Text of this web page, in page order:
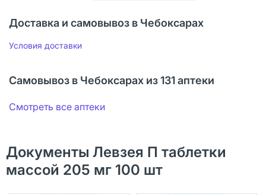
Доставка и самовывоз в Чебоксарах
Условия доставки
Самовывоз в Чебоксарах из 131 аптеки
Смотреть все аптеки
Документы Левзея П таблетки
массой 205 мг 100 шт